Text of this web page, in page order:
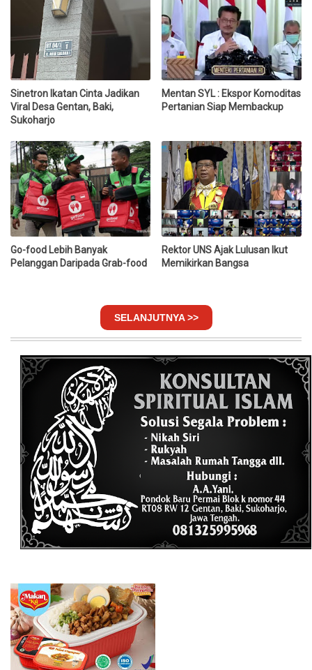
Sinetron Ikatan Cinta Jadikan
Viral Desa Gentan, Baki,
Sukoharjo
Mentan SYL : Ekspor Komoditas
Pertanian Siap Membackup
Go-food Lebih Banyak
Pelanggan Daripada Grab-food
Rektor UNS Ajak Lulusan Ikut
Memikirkan Bangsa
SELANJUTNYA >>